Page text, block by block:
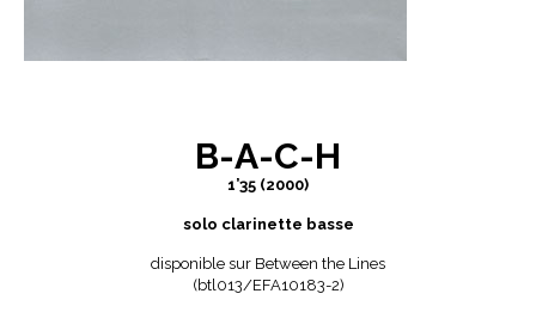
B-A-C-H
1’35 (2000)
solo clarinette basse
disponible sur Between the Lines
(btl013/EFA10183-2)